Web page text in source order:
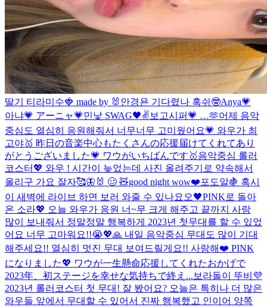
딸기 티라미수🍓 made by 🐰 안경욘 기다렸나 혹쉬🤓Anya💗
아냐💗 アーニャ💗민낯 SWAG🖤✌️ 보고시퍼💗 …🫶어제 음악
중심도 열심히 응원해줘서 너무너무 고미웠어요💗 와우가 최
고야🥇 昨日の音楽中心もたくさんの応援届けてくれてあり
がとうございました💗 ワウがいちばんです🥇음악중심 롤러
코스터💖 와우 ! 시간이 늦었는데 사진 올려주기로 약속해서
올리구 가요 잘자🥰🦋 🐰 🥴 🧸good night wow❤️포도알🍇 혹시
이 새벽에 라이브 하면 보러 와줄 수 있나요오🖤PINK로 돌아
온 소라💖 오늘 와우가 응원 너~무 크게 해주고 끝까지 사랑
많이 보내줘서 정말정말 행복하게 2023년 첫무대를 할 수 있었
어요 너무 고마워요!!😭💖🙏 내일 음악중심 무대도 많이 기대
해주세요!! 열심히 멋진 무대 보여드릴게요!! 사랑해❤️ PINK
になりました💖 ワウが一生懸命応援してくれたおかげで
2023年、初ステージを幸せな気持ちで終え... 보라돌이 뚜비💜
2023년 롤러코스터 첫 무대! 잘 봤어요? 오늘은 특히나 더 많은
와우들 앞에서 무대할 수 있어서 진짜 행복했고 인이어 양쪽